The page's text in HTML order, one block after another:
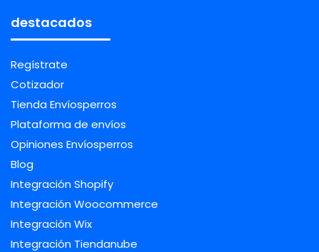
destacados
Regístrate
Cotizador
Tienda Envíosperros
Plataforma de envíos
Opiniones Envíosperros
Blog
Integración Shopify
Integración Woocommerce
Integración Wix
Integración Tiendanube